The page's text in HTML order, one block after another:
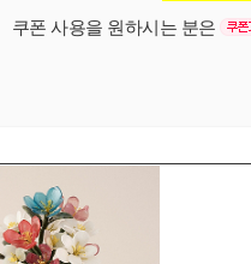
쿠폰 사용을 원하시는 분은